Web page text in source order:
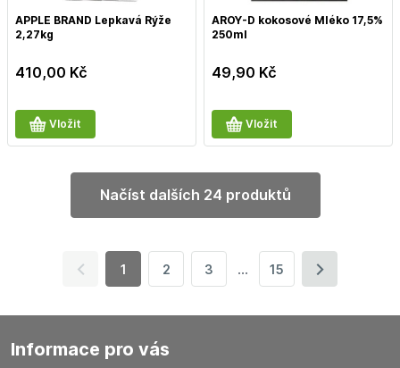
APPLE BRAND Lepkavá Rýže
2,27kg
410,00 Kč
Vložit
AROY-D kokosové Mléko 17,5%
250ml
49,90 Kč
Vložit
načíst dalších 24 produktů
1 2 3 ... 15
Informace pro vás